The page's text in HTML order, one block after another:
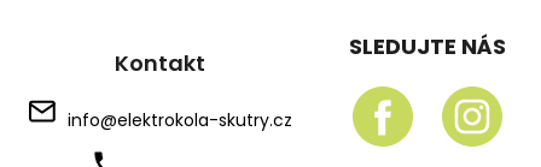
Kontakt
info@elektrokola-skutry.cz
SLEDUJTE NÁS